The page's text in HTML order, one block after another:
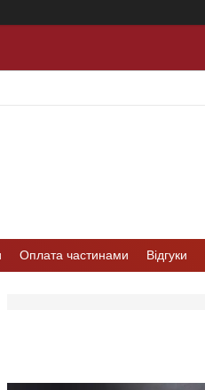
Оплата частинами Відгуки